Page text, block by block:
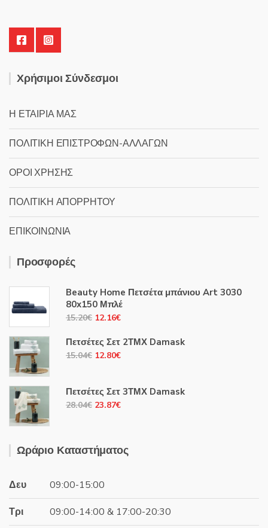
Χρήσιμοι Σύνδεσμοι
Η ΕΤΑΙΡΙΑ ΜΑΣ
ΠΟΛΙΤΙΚΗ ΕΠΙΣΤΡΟΦΩΝ-ΑΛΛΑΓΩΝ
ΟΡΟΙ ΧΡΗΣΗΣ
ΠΟΛΙΤΙΚΗ ΑΠΟΡΡΗΤΟΥ
ΕΠΙΚΟΙΝΩΝΙΑ
Προσφορές
Beauty Home Πετσέτα μπάνιου Art 3030
80x150 Μπλέ
15.20€ Original
was:
15.20€.
12.16€Η
τιμή
είναι:
Πετσέτες Σετ 2ΤΜΧ Damask
15.04€ Original
15.04€.
12.80€Η
είναι:
12.80€.
Πετσέτες Σετ 3ΤΜΧ Damask
28.04€ Original
28.04€.
23.87€Η
είναι:
Ωράριο Καταστήματος
Δευ 09:00-15:00
Τρι 09:00-14:00 & 17:00-20:30